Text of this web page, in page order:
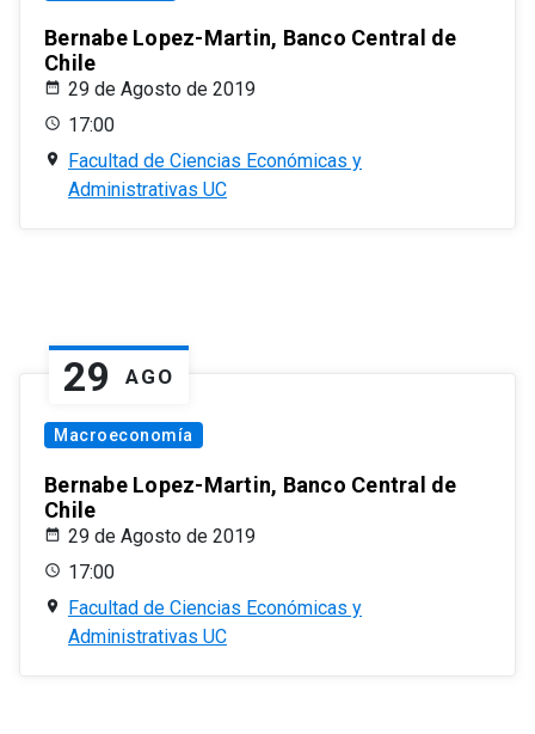
Bernabe Lopez-Martin, Banco Central de
Chile
29 de Agosto de 2019
17:00
Facultad de Ciencias Económicas y
Administrativas UC
29 AGO
Macroeconomía
Bernabe Lopez-Martin, Banco Central de
Chile
29 de Agosto de 2019
17:00
Facultad de Ciencias Económicas y
Administrativas UC